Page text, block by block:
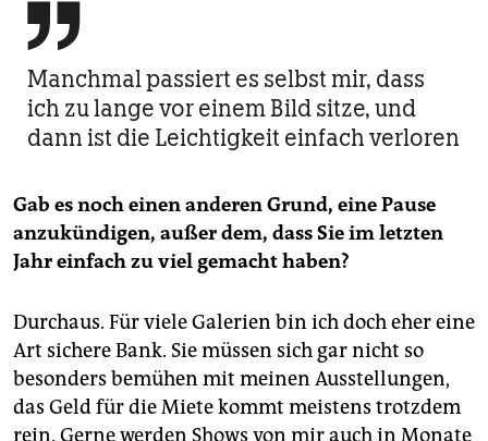

Manchmal passiert es selbst mir, dass
ich zu lange vor einem Bild sitze, und
dann ist die Leichtigkeit einfach verloren
Gab es noch einen anderen Grund, eine Pause
anzukündigen, außer dem, dass Sie im letzten
Jahr einfach zu viel gemacht haben?
Durchaus. Für viele Galerien bin ich doch eher eine
Art sichere Bank. Sie müssen sich gar nicht so
besonders bemühen mit meinen Ausstellungen,
das Geld für die Miete kommt meistens trotzdem
rein. Gerne werden Shows von mir auch in Monate